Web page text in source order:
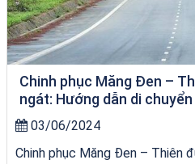
Chinh phục Măng Đen –
ngát: Hướng dẫn di chuyển
03/06/2024
Chinh phục Măng Đen – Thiên